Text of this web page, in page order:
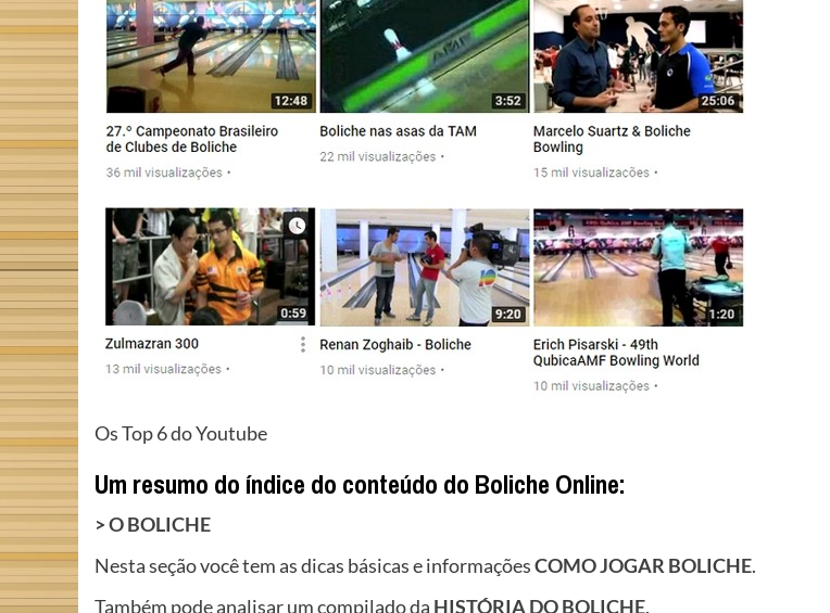
Os Top 6 do Youtube
Um resumo do índice do conteúdo do Boliche Online:
>O BOLICHE
Nesta seção você tem as dicas básicas e informaçõesCOMO JOGAR BOLICHE.
Também pode analisar um compilado da HISTÓRIA DO BOLICHE.